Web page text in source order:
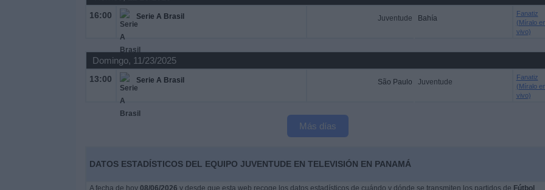
16:00 Serie A Brasil Juventude Bahía
Fanatiz
(Míralo en
vivo)
Domingo, 11/23/2025
13:00 Serie A Brasil São Paulo Juventude
Fanatiz
(Míralo en
vivo)
Más días
DATOS ESTADÍSTICOS DEL EQUIPO JUVENTUDE EN TELEVISIÓN EN PANAMÁ
A fecha de hoy 08/06/2026 y desde que esta web recoge los datos estadísticos de cuándo y dónde se transmiten los partidos de Fútbol